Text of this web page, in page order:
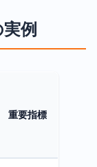
例
重要指標